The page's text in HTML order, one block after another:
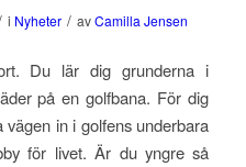
i Nyheter / avCamilla Jensen
Du lär dig grunderna i
på en golfbana. För dig
in i golfens underbara
för livet. Är du yngre så